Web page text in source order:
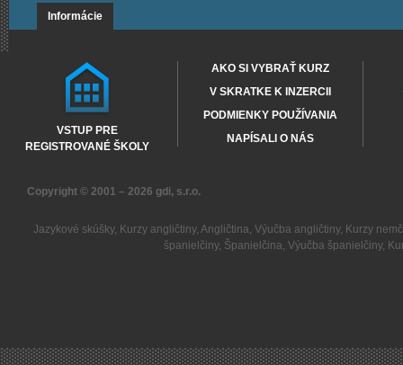
Informácie
VSTUP PRE
REGISTROVANÉ ŠKOLY
AKO SI VYBRAŤ KURZ
V SKRATKE K INZERCII
PODMIENKY POUŽÍVANIA
NAPÍSALI O NÁS
Copyright © 2001 – 2026 gdi, s.r.o.
Jazykové skúšky, Kurzy angličtiny, Angličtina, Výučba angličtiny, Kurzy
španielčiny, Španielčina, Výučba španielčiny,